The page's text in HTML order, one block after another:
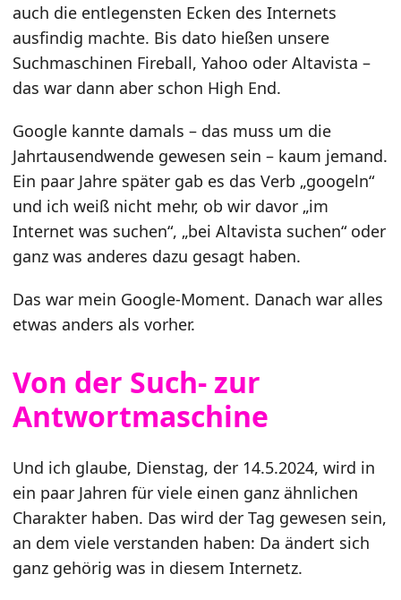
auch die entlegensten Ecken des Internets
ausfindig machte. Bis dato hießen unsere
Suchmaschinen Fireball, Yahoo oder Altavista –
das war dann aber schon High End.
Google kannte damals – das muss um die
Jahrtausendwende gewesen sein – kaum jemand.
Ein paar Jahre später gab es das Verb „googeln“
und ich weiß nicht mehr, ob wir davor „im
Internet was suchen“, „bei Altavista suchen“ oder
ganz was anderes dazu gesagt haben.
Das war mein Google-Moment. Danach war alles
etwas anders als vorher.
Von der Such- zur
Antwortmaschine
Und ich glaube, Dienstag, der 14.5.2024, wird in
ein paar Jahren für viele einen ganz ähnlichen
Charakter haben. Das wird der Tag gewesen sein,
an dem viele verstanden haben: Da ändert sich
ganz gehörig was in diesem Internetz.